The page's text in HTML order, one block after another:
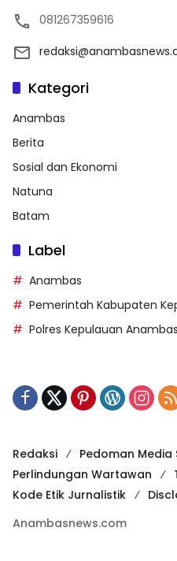
081267359616
Kategori
Anambas
Berita
Sosial dan Ekonomi
Natuna
Batam
Label
Anambas
Pemerintah Kabupaten
Polres Kepulauan Anambas
Redaksi
Pedoman Media
Perlindungan Wartawan
Kode Etik Jurnalistik
Anambasnews.com